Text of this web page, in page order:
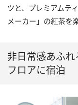
ツと、プレミアムテ
メーカー」の紅茶
非日常感あふ
フロアに宿泊